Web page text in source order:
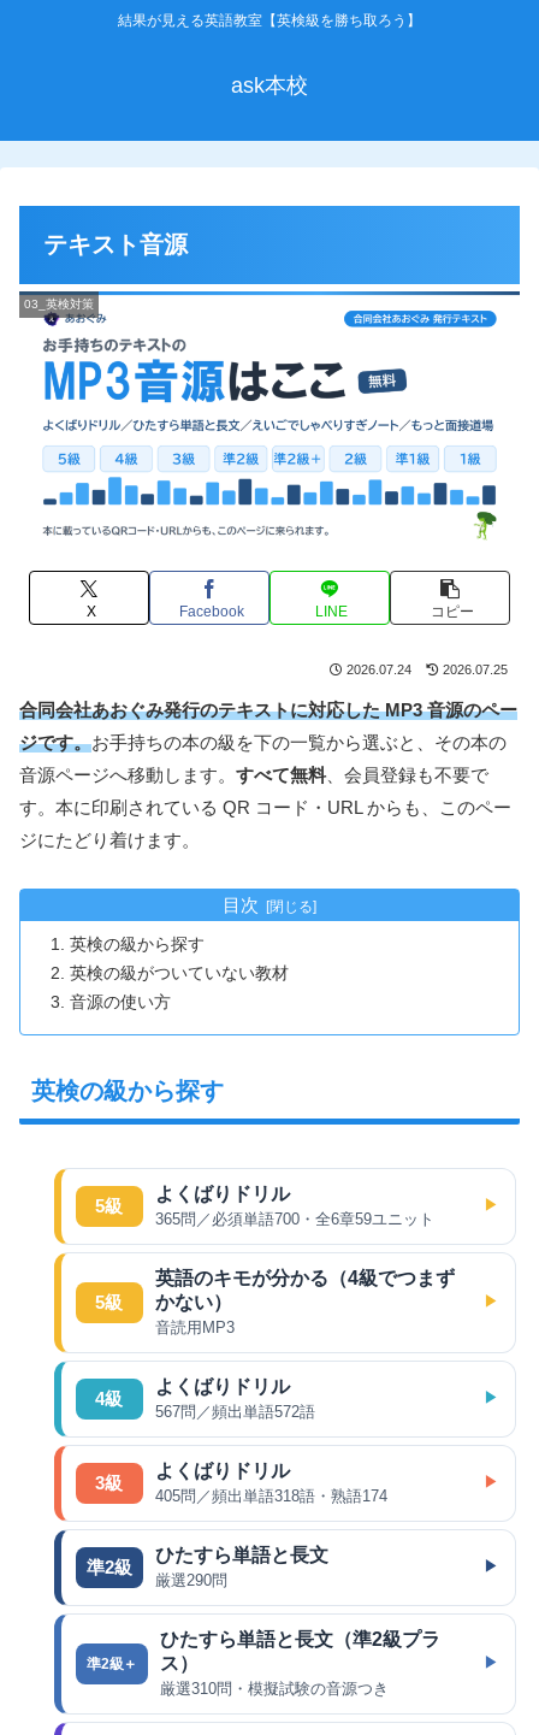
結果が見える英語教室【英検級を勝ち取ろう】
ask本校
テキスト音源
03_英検対策
X Facebook LINE コピー
2026.07.24 2026.07.25
合同会社あおぐみ発行のテキストに対応した MP3 音源のペー
ジです。お手持ちの本の級を下の一覧から選ぶと、その本の
音源ページへ移動します。 すべて無料 、会員登録も不要で
す。本に印刷されている QR コード・URL からも、このペー
ジにたどり着けます。
目次
英検の級から探す
英検の級がついていない教材
音源の使い方
英検の級から探す
5級
よくばりドリル
365問／必須単語700・全6章59ユニット
5級
英語のキモが分かる（4級でつまず
かない）
音読用MP3
4級
よくばりドリル
567問／頻出単語572語
3級
よくばりドリル
405問／頻出単語318語・熟語174
準2級
ひたすら単語と長文
厳選290問
準2級＋
ひたすら単語と長文（準2級プラ
ス）
厳選310問・模擬試験の音源つき